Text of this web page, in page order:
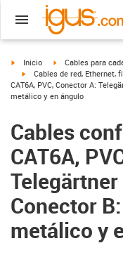
igus-icon-arrow-right
Inicio igus-icon-arrow-
Cables para
igus-icon-arrow-right
Cables de red, Ethernet,
CAT6A, PVC, Conector A:
metálico y en ángulo
Cables
CAT6A,
Conector
metálico y